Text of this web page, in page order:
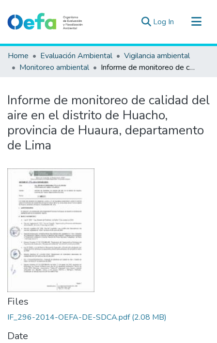
Log In (current)
Communities & Collections
All of DSpace
Estad. Externas
Guias ▾
Home Evaluación Ambiental
Vigilancia ambiental
Monitoreo ambiental
Informe de monitoreo de calidad del aire en el distrito de Huacho, provincia de Huaura, departamento de Lima
Informe de monitoreo de calidad del
aire en el distrito de Huacho,
provincia de Huaura, departamento
de Lima
Files
IF_296-2014-OEFA-DE-SDCA.pdf(2.08 MB)
Date